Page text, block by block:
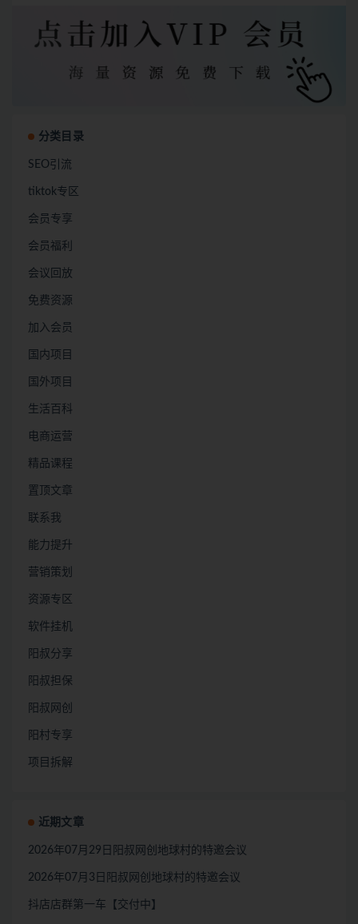
分类目录
SEO引流
tiktok专区
会员专享
会员福利
会议回放
免费资源
加入会员
国内项目
国外项目
生活百科
电商运营
精品课程
置顶文章
联系我
能力提升
营销策划
资源专区
软件挂机
阳叔分享
阳叔担保
阳叔网创
阳村专享
项目拆解
近期文章
2026年07月29日阳叔网创地球村的特邀会议
2026年07月3日阳叔网创地球村的特邀会议
抖店店群第一车【交付中】